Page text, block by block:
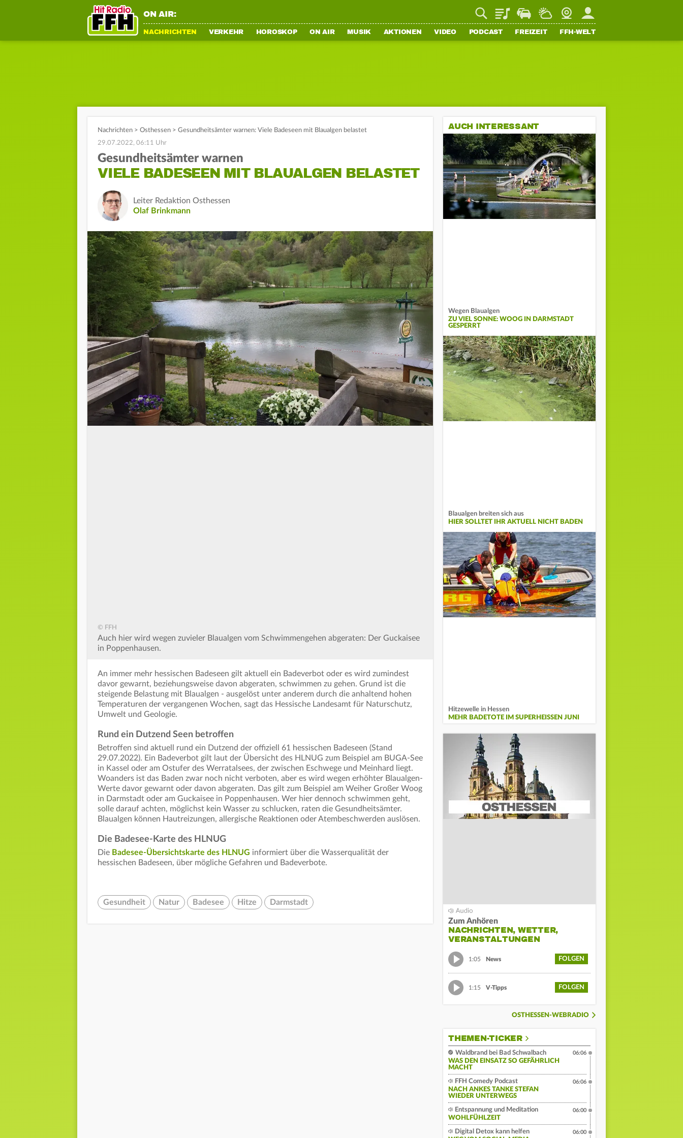
ON AIR: PlaylistStaupilotWetterWebcamMein FFH
NACHRICHTEN VERKEHR HOROSKOP ON AIR MUSIK AKTIONEN VIDEO PODCAST FREIZEIT FFH-WELT
Nachrichten > Osthessen > Gesundheitsämter warnen: Viele Badeseen mit Blaualgen belastet
29.07.2022, 06:11 Uhr
Gesundheitsämter warnen
VIELE BADESEEN MIT BLAUALGEN BELASTET
Leiter Redaktion Osthessen
Olaf Brinkmann
© FFH
Auch hier wird wegen zuvieler Blaualgen vom Schwimmengehen abgeraten: Der Guckaisee
in Poppenhausen.
An immer mehr hessischen Badeseen gilt aktuell ein Badeverbot oder es wird zumindest
davor gewarnt, beziehungsweise davon abgeraten, schwimmen zu gehen. Grund ist die
steigende Belastung mit Blaualgen - ausgelöst unter anderem durch die anhaltend hohen
Temperaturen der vergangenen Wochen, sagt das Hessische Landesamt für Naturschutz,
Umwelt und Geologie.
Rund ein Dutzend Seen betroffen
Betroffen sind aktuell rund ein Dutzend der offiziell 61 hessischen Badeseen (Stand
29.07.2022). Ein Badeverbot gilt laut der Übersicht des HLNUG zum Beispiel am BUGA-See
in Kassel oder am Ostufer des Werratalsees, der zwischen Eschwege und Meinhard liegt.
Woanders ist das Baden zwar noch nicht verboten, aber es wird wegen erhöhter Blaualgen-
Werte davor gewarnt oder davon abgeraten. Das gilt zum Beispiel am Weiher Großer Woog
in Darmstadt oder am Guckaisee in Poppenhausen. Wer hier dennoch schwimmen geht,
solle darauf achten, möglichst kein Wasser zu schlucken, raten die Gesundheitsämter.
Blaualgen können Hautreizungen, allergische Reaktionen oder Atembeschwerden auslösen.
Die Badesee-Karte des HLNUG
Die Badesee-Übersichtskarte des HLNUG informiert über die Wasserqualität der
hessischen Badeseen, über mögliche Gefahren und Badeverbote.
Gesundheit Natur Badesee Hitze Darmstadt
AUCH INTERESSANT
Wegen Blaualgen
ZU VIEL SONNE: WOOG IN DARMSTADT
GESPERRT
Blaualgen breiten sich aus
HIER SOLLTET IHR AKTUELL NICHT BADEN
Hitzewelle in Hessen
MEHR BADETOTE IM SUPERHEISSEN JUNI
Zum Anhören
NACHRICHTEN, WETTER,
VERANSTALTUNGEN
1:05 News FOLGEN
1:15 V-Tipps FOLGEN
OSTHESSEN-WEBRADIO
THEMEN-TICKER
Waldbrand bei Bad Schwalbach
WAS DEN EINSATZ SO GEFÄHRLICH
MACHT
06:06
FFH Comedy Podcast
NACH ANKES TANKE STEFAN
WIEDER UNTERWEGS
06:06
Entspannung und Meditation
WOHLFÜHLZEIT
06:00
Digital Detox kann helfen
06:00